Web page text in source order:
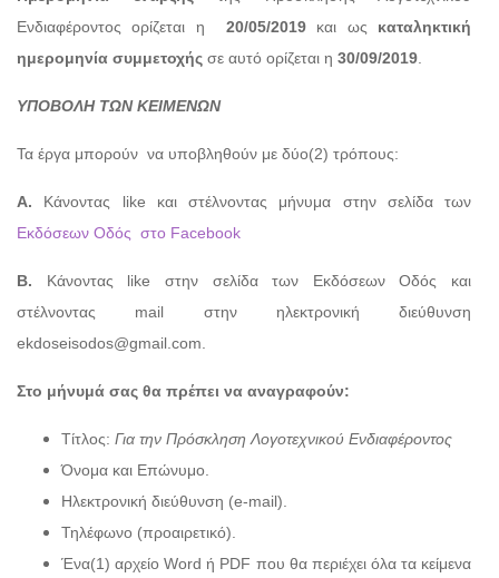
Ενδιαφέροντος ορίζεται η 20/05/2019και ως καταληκτική
ημερομηνία συμμετοχής σε αυτό ορίζεται η 30/09/2019
ΥΠΟΒΟΛΗ ΤΩΝ ΚΕΙΜΕΝΩΝ
Τα έργα μπορούν να υποβληθούν με δύο(2) τρόπους:
Α. Κάνοντας like και στέλνοντας μήνυμα στην σελίδα των
Εκδόσεων Οδός στο Facebook
Β. Κάνοντας like στην σελίδα των Εκδόσεων Οδός και
στέλνοντας mail στην ηλεκτρονική διεύθυνση
ekdoseisodos@gmail.com.
Στο μήνυμά σας θα πρέπει να αναγραφούν:
Τίτλος: Για την Πρόσκληση Λογοτεχνικού Ενδιαφέροντος
Όνομα και Επώνυμο.
Ηλεκτρονική διεύθυνση (e-mail).
Τηλέφωνο (προαιρετικό).
Ένα(1) αρχείο Word ή PDF που θα περιέχει όλα τα κείμενα